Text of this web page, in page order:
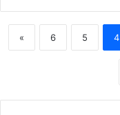
4
5
6
»